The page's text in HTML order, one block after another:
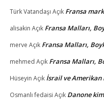
Türk Vatandaşı Açık Fransa
alisakin Açık Fransa Malları,
merve Açık Fransa Malları,
mehmed Açık Fransa Malları,
Hüseyin Açık İsrail ve
Osmanlı fedaisi Açık Danone